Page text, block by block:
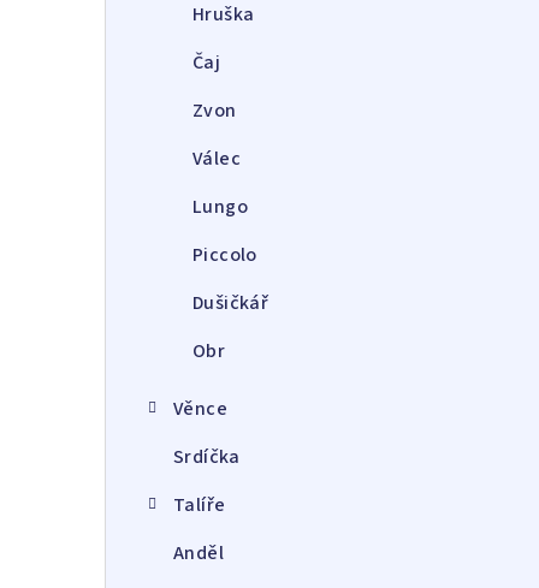
Hruška
Čaj
Zvon
Válec
Lungo
Piccolo
Dušičkář
Obr
Věnce
Srdíčka
Talíře
Anděl